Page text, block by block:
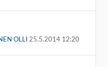
OLLI 25.5.2014 12:20